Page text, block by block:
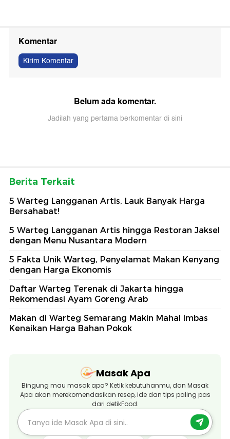
Komentar
Kirim Komentar
Belum ada komentar.
Jadilah yang pertama berkomentar di sini
Berita Terkait
5 Warteg Langganan Artis, Lauk Banyak Harga
Bersahabat!
5 Warteg Langganan Artis hingga Restoran Jaksel
dengan Menu Nusantara Modern
5 Fakta Unik Warteg, Penyelamat Makan Kenyang
dengan Harga Ekonomis
Daftar Warteg Terenak di Jakarta hingga
Rekomendasi Ayam Goreng Arab
Makan di Warteg Semarang Makin Mahal Imbas
Kenaikan Harga Bahan Pokok
Masak Apa
Bingung mau masak apa? Ketik kebutuhanmu, dan Masak
Apa akan merekomendasikan resep, ide dan tips paling pas
dari detikFood.